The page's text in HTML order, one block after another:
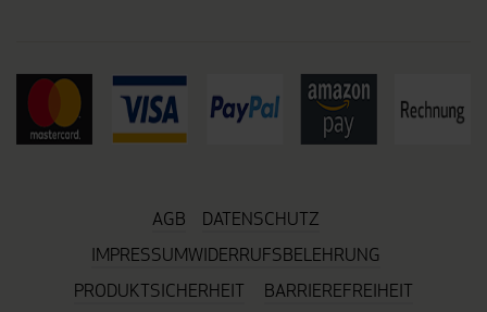
AGB
DATENSCHUTZ
IMPRESSUMWIDERRUFSBELEHRUNG
PRODUKTSICHERHEIT
BARRIEREFREIHEIT